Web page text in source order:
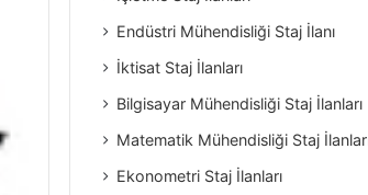
Endüstri Mühendisliği Staj İlanı
İktisat Staj İlanları
Bilgisayar Mühendisliği Staj İlanları
Matematik Mühendisliği Staj
Ekonometri Staj İlanları